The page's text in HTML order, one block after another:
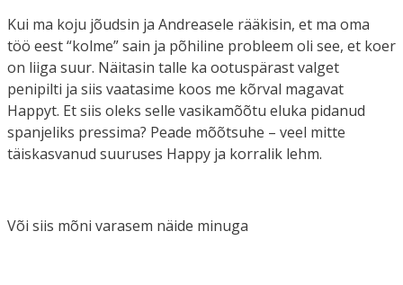
Kui ma koju jõudsin ja Andreasele rääkisin, et ma oma
töö eest “kolme” sain ja põhiline probleem oli see, et koer
on liiga suur. Näitasin talle ka ootuspärast valget
penipilti ja siis vaatasime koos me kõrval magavat
Happyt. Et siis oleks selle vasikamõõtu eluka pidanud
spanjeliks pressima? Peade mõõtsuhe – veel mitte
täiskasvanud suuruses Happy ja korralik lehm.
Või siis mõni varasem näide minuga